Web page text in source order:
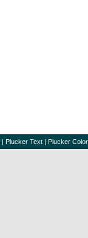
| Plucker Text | Plucker Color